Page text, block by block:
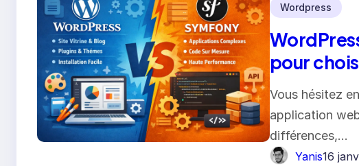
Wordpress
pour
Vous hésitez
application
différences,…
Yanis16